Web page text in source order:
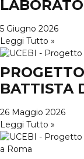
5 Giugno 2026
Leggi Tutto »
BATTISTA
26 Maggio 2026
Leggi Tutto »